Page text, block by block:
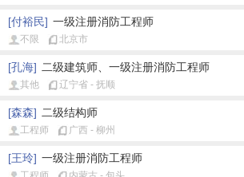
[付裕民] 一级注册消防工程师
不限
北京市
[孔海] 二级建筑师、一级注册消防工程师
其他
辽宁省 - 抚顺
[森森] 二级结构师
工程师
广西 - 柳州
[王玲] 一级注册消防工程师